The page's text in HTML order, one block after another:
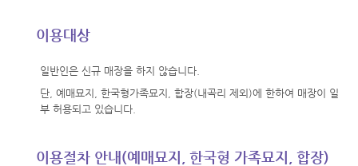
이용대상
일반인은 신규 매장을 하지 않습니다.
단, 예매묘지, 한국형가족묘지, 합장(내곡리 제외)에 한하여 매장이 일
부 허용되고 있습니다.
이용절차 안내(예매묘지, 한국형 가족묘지, 합장)